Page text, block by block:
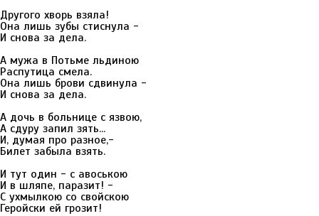
Другого хворь взяла!
Она лишь зубы стиснула -
И снова за дела.
А мужа в Потьме льдиною
Распутица смела.
Она лишь брови сдвинула -
И снова за дела.
А дочь в больнице с язвою,
А сдуру запил зять...
И, думая про разное,-
Билет забыла взять.
И тут один - с авоською
И в шляпе, паразит! -
С ухмылкою со свойскою
Геройски ей грозит!